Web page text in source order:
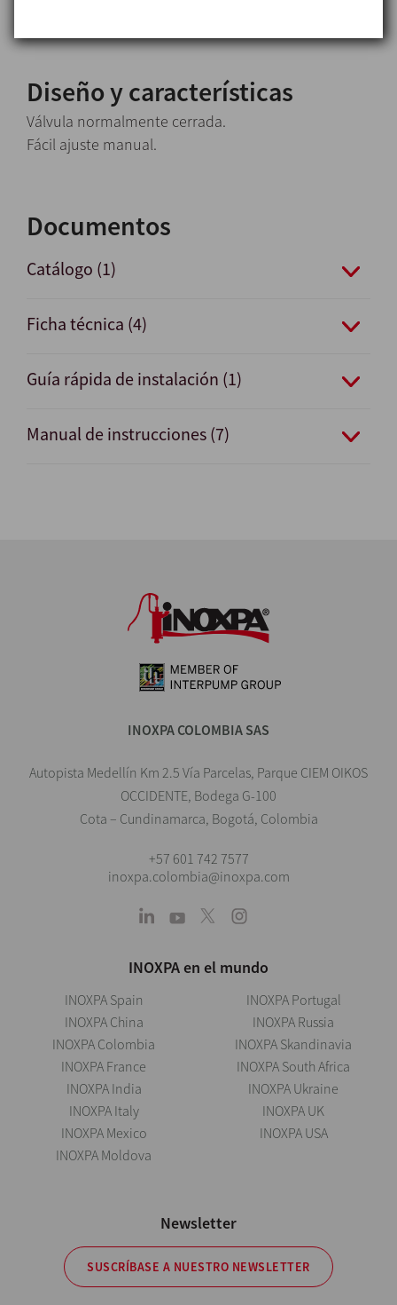
Diseño y características
Válvula normalmente cerrada.
Fácil ajuste manual.
Documentos
Catálogo (1)
Ficha técnica (4)
Guía rápida de instalación (1)
Manual de instrucciones (7)
INOXPA COLOMBIA SAS
Autopista Medellín Km 2.5 Vía Parcelas, Parque CIEM OIKOS
OCCIDENTE, Bodega G-100
Cota – Cundinamarca, Bogotá, Colombia
+57 601 742 7577
inoxpa.colombia@inoxpa.com
INOXPA en el mundo
INOXPA Spain
INOXPA China
INOXPA Colombia
INOXPA France
INOXPA India
INOXPA Italy
INOXPA Mexico
INOXPA Moldova
INOXPA Portugal
INOXPA Russia
INOXPA Skandinavia
INOXPA South Africa
INOXPA Ukraine
INOXPA UK
INOXPA USA
Newsletter
SUSCRÍBASE A NUESTRO NEWSLETTER